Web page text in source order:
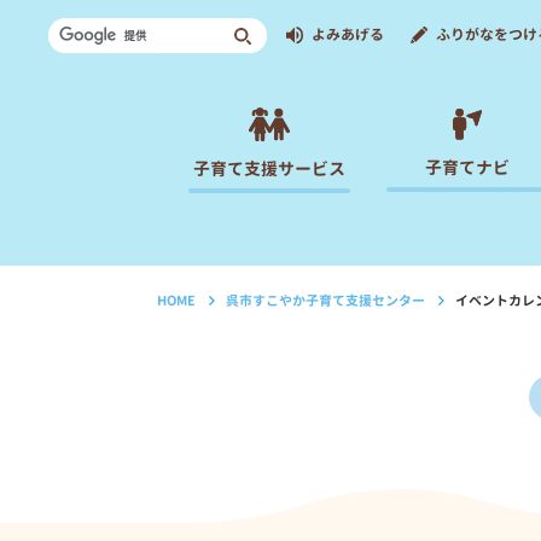
よみあげる ふりがなをつけ
子育て支援サービス 子育てナビ
HOME 呉市すこやか子育て支援センター イベントカレ